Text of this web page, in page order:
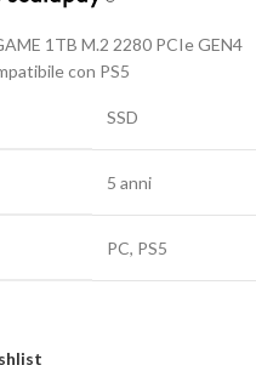
1TB M.2 2280 PCIe GEN4
con PS5
SSD
5 anni
PC, PS5